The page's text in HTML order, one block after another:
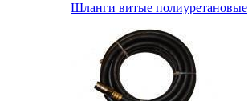
Шланги витые полиуретановые